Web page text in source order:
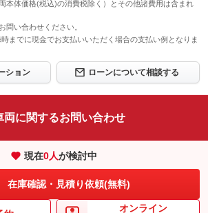
本体価格(税込)の消費税除く）とその他諸費用は含まれ
い合わせください。
までに現金でお支払いいただく場合の支払い例となりま
ション ローンについて相談する
両に関するお問い合わせ
現在0人が検討中
在庫確認・見積り依頼(無料)
オンライン